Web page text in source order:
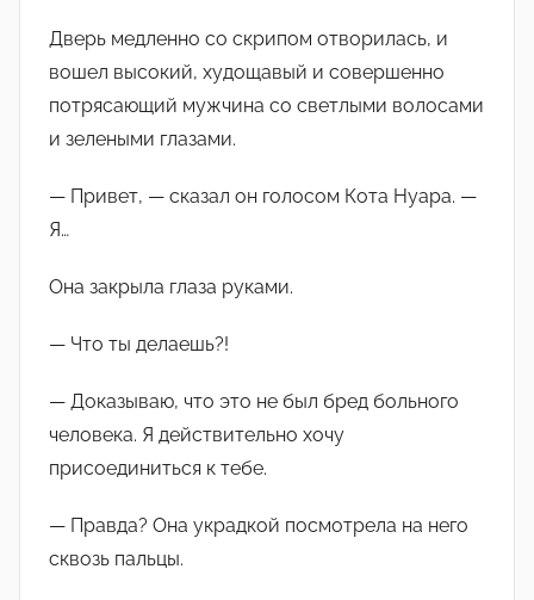
Дверь медленно со скрипом отворилась, и
вошел высокий, худощавый и совершенно
потрясающий мужчина со светлыми волосами
и зелеными глазами.
— Привет, — сказал он голосом Кота Нуара. —
Я…
Она закрыла глаза руками.
— Что ты делаешь?!
— Доказываю, что это не был бред больного
человека. Я действительно хочу
присоединиться к тебе.
— Правда? Она украдкой посмотрела на него
сквозь пальцы.